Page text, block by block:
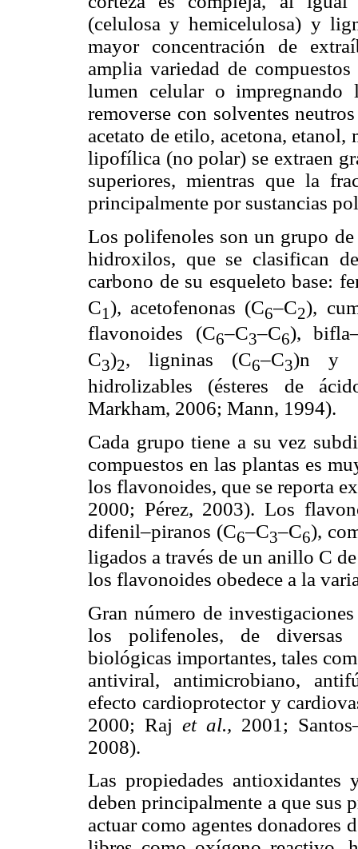
(celulosa y hemicelulosa) y
mayor concentración de
amplia variedad de
lumen celular o impregnando
removerse con solventes
acetato de etilo, acetona,
lipofílica (no polar) se extraen
superiores, mientras que la
principalmente por sustancias
Los polifenoles son un grupo
hidroxilos, que se clasifican
carbono de su esqueleto base:
C1), acetofenonas (C6–C2),
flavonoides (C6–C3–C6),
C3)2, ligninas (C6–C3)n y
hidrolizables (ésteres de
Markham, 2006; Mann, 1994).
Cada grupo tiene a su vez
compuestos en las plantas es
los flavonoides, que se reporta
2000; Pérez, 2003). Los
difenil–piranos (C6–C3–C6),
ligados a través de un anillo C
los flavonoides obedece a la
Gran número de
los polifenoles, de diversas
biológicas importantes, tales
antiviral, antimicrobiano,
efecto cardioprotector y
2000; Raj et al., 2001;
2008).
Las propiedades antioxidantes
deben principalmente a que sus
actuar como agentes donadores